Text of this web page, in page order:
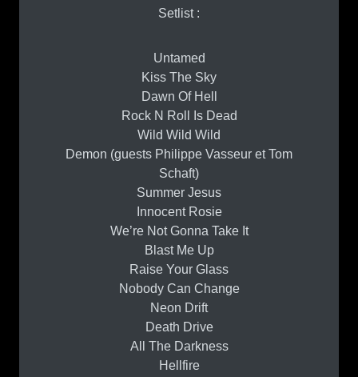
Setlist :
Untamed
Kiss The Sky
Dawn Of Hell
Rock N Roll Is Dead
Wild Wild Wild
Demon (guests Philippe Vasseur et Tom
Schaft)
Summer Jesus
Innocent Rosie
We’re Not Gonna Take It
Blast Me Up
Raise Your Glass
Nobody Can Change
Neon Drift
Death Drive
All The Darkness
Hellfire